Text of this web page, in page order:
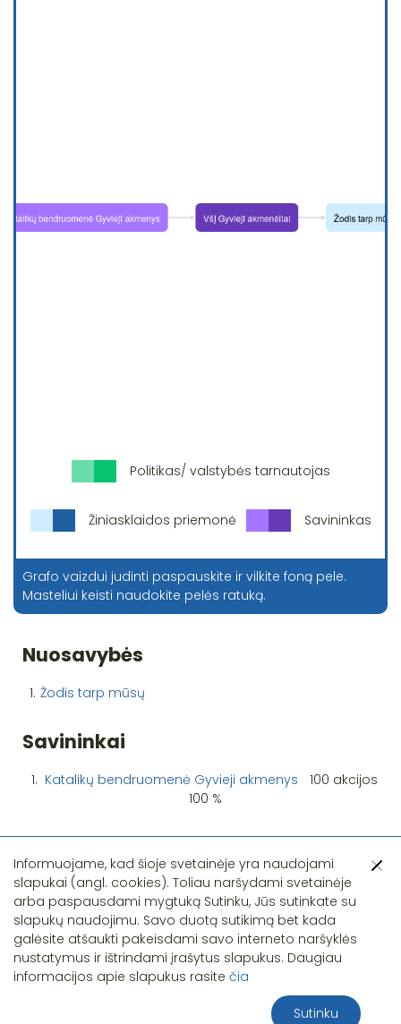
Politikas/ valstybės tarnautojas
Žiniasklaidos priemonė Savininkas
Grafo vaizdui judinti paspauskite ir vilkite foną pele.
Masteliui keisti naudokite pelės ratuką.
Nuosavybės
1. Žodis tarp mūsų
Savininkai
1. Katalikų bendruomenė Gyvieji akmenys
100 akcijos
100 %
Pastebėjote klaidą?
Informuojame, kad šioje svetainėje yra naudojami
slapukai (angl. cookies). Toliau naršydami svetainėje
arba paspausdami mygtuką Sutinku, Jūs sutinkate su
slapukų naudojimu. Savo duotą sutikimą bet kada
galėsite atšaukti pakeisdami savo interneto naršyklės
nustatymus ir ištrindami įrašytus slapukus. Daugiau
informacijos apie slapukus rasite čia
Sutinku